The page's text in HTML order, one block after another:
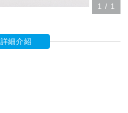
1 / 1
詳細介紹